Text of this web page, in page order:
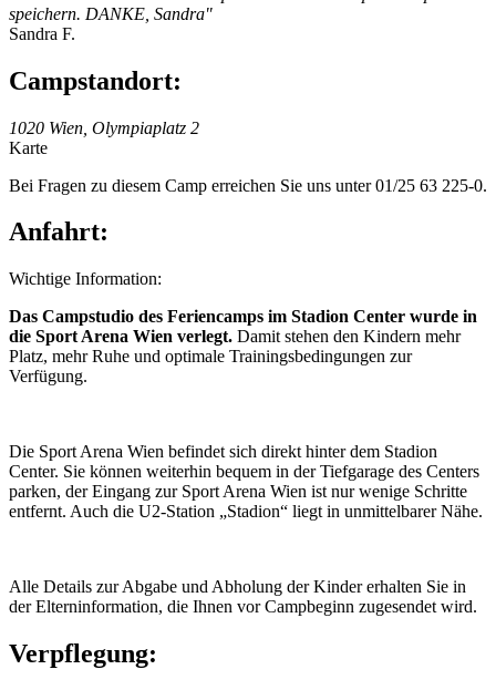
speichern. DANKE, Sandra"
Sandra F.
Campstandort:
1020 Wien, Olympiaplatz 2
Karte
Bei Fragen zu diesem Camp erreichen Sie uns unter 01/25 63 225-0.
Anfahrt:
Wichtige Information:
Das Campstudio des Feriencamps im Stadion Center wurde in
die Sport Arena Wien verlegt. Damit stehen den Kindern mehr
Platz, mehr Ruhe und optimale Trainingsbedingungen zur
Verfügung.
Die Sport Arena Wien befindet sich direkt hinter dem Stadion
Center. Sie können weiterhin bequem in der Tiefgarage des Centers
parken, der Eingang zur Sport Arena Wien ist nur wenige Schritte
entfernt. Auch die U2-Station „Stadion“ liegt in unmittelbarer Nähe.
Alle Details zur Abgabe und Abholung der Kinder erhalten Sie in
der Elterninformation, die Ihnen vor Campbeginn zugesendet wird.
Verpflegung: